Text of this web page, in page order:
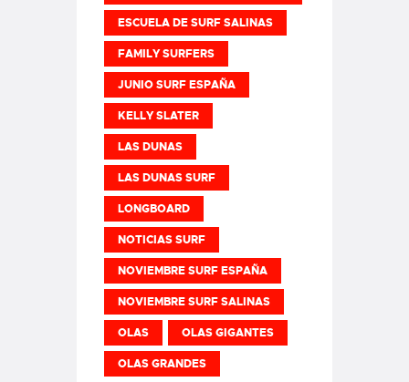
ESCUELA DE SURF SALINAS
FAMILY SURFERS
JUNIO SURF ESPAÑA
KELLY SLATER
LAS DUNAS
LAS DUNAS SURF
LONGBOARD
NOTICIAS SURF
NOVIEMBRE SURF ESPAÑA
NOVIEMBRE SURF SALINAS
OLAS OLAS GIGANTES
OLAS GRANDES